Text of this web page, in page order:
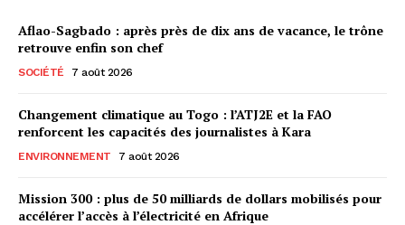
Aflao-Sagbado : après près de dix ans de vacance, le trône
retrouve enfin son chef
SOCIÉTÉ 7 août 2026
Changement climatique au Togo : l’ATJ2E et la FAO
renforcent les capacités des journalistes à Kara
ENVIRONNEMENT 7 août 2026
Mission 300 : plus de 50 milliards de dollars mobilisés pour
accélérer l’accès à l’électricité en Afrique